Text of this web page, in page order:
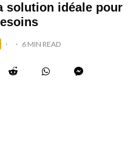
solution idéale pour
· · 6 MIN READ